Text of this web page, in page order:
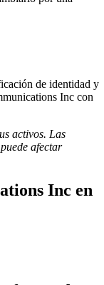
de identidad y
Inc con
activos. Las
afectar
Inc en